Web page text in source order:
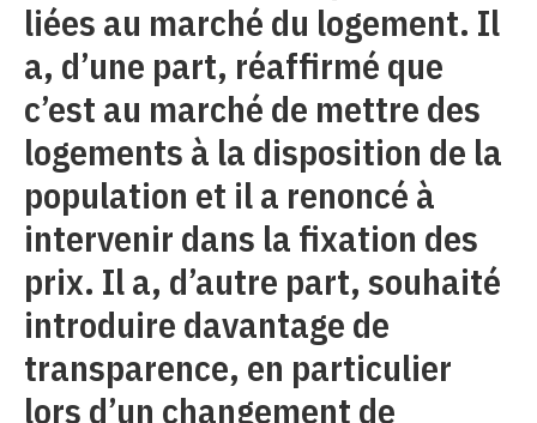
liées au marché du logement. Il
a, d’une part, réaffirmé que
c’est au marché de mettre des
logements à la disposition de la
population et il a renoncé à
intervenir dans la fixation des
prix. Il a, d’autre part, souhaité
introduire davantage de
transparence, en particulier
lors d’un changement de